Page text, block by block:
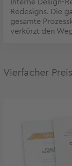
Interne Design-
Redesigns. Die
gesamte
verkürzt den
Vierfacher